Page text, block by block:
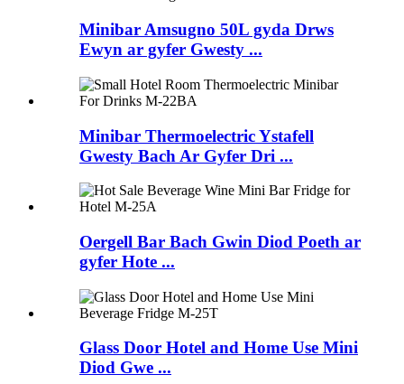
Minibar Amsugno 50L gyda Drws
Ewyn ar gyfer Gwesty ...
Minibar Thermoelectric Ystafell
Gwesty Bach Ar Gyfer Dri ...
Oergell Bar Bach Gwin Diod Poeth ar
gyfer Hote ...
Glass Door Hotel and Home Use Mini
Diod Gwe ...